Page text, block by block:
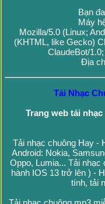
Bạn
Máy
Mozilla/5.0 (Linux;
(KHTML, like Gecko)
ClaudeBot/
Địa
Tải Nhạc
Trang web tải
Tải nhạc chuông Hay -
Android: Nokia,
Oppo, Lumia... Tải nhạc
hành IOS 13 trở lên ) -
tính, tải